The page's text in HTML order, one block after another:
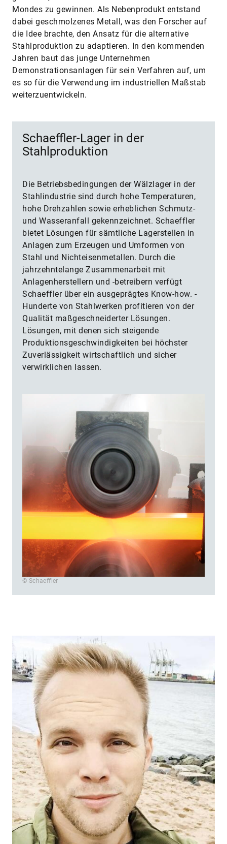
Mondes zu gewinnen. Als Nebenprodukt entstand
dabei geschmolzenes Metall, was den Forscher auf
die Idee brachte, den Ansatz für die alternative
Stahlproduktion zu adaptieren. In den kommenden
Jahren baut das ­junge Unternehmen
Demonstrationsanlagen für sein Verfahren auf, um
es so für die Verwendung im industriellen Maßstab
weiterzuentwickeln.
Schaeffler-Lager in der
Stahlproduktion
Die Betriebsbedingungen der Wälzlager in der
Stahlindustrie sind durch hohe Temperaturen,
hohe Drehzahlen sowie erheblichen Schmutz-
und Wasser­anfall gekennzeichnet. Schaeffler
bietet Lösungen für sämtliche Lagerstellen in
Anlagen zum Erzeugen und Umformen von
Stahl und ­Nichteisenmetallen. Durch die
jahrzehntelange Zusammenarbeit mit
Anlagenherstellern und -betreibern verfügt
Schaeffler über ein ausgeprägtes Know-how. ­
Hunderte von Stahlwerken profitieren von der
Qualität maßgeschneiderter ­Lösungen.
Lösungen, mit denen sich steigende
Produktionsgeschwindigkeiten bei höchster
Zuverlässigkeit wirtschaftlich und sicher
verwirklichen lassen.
© Schaeffler